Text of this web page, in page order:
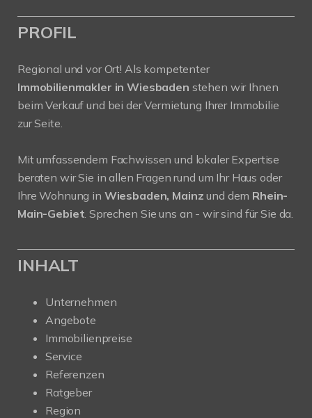
PROFIL
Regional und vor Ort! Als kompetenter
Immobilienmakler in Wiesbaden stehen wir Ihnen
beim Verkauf und bei der Vermietung Ihrer Immobilie
zur Seite.
Mit umfassendem Fachwissen und lokaler Expertise
beraten wir Sie in allen Fragen rund um Ihr Haus oder
Ihre Wohnung in Wiesbaden, Mainzund dem Rhein-
Main-Gebiet. Sprechen Sie uns an - wir sind für Sie da.
INHALT
Unternehmen
Angebote
Immobilienpreise
Service
Referenzen
Ratgeber
Region